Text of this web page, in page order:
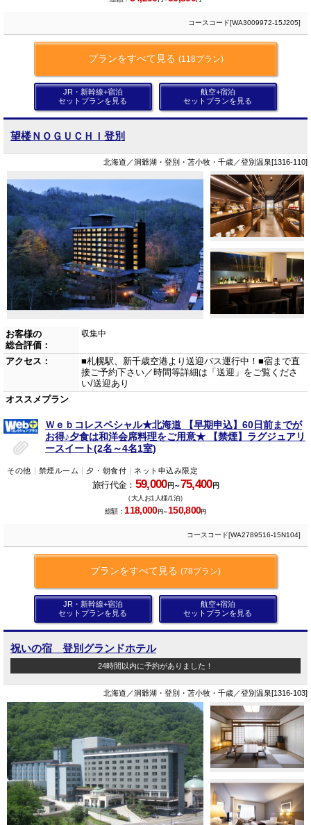
コースコード[WA3009972-15J205]
プランをすべて見る (118プラン)
JR・新幹線+宿泊
セットプランを見る
航空+宿泊
セットプランを見る
望楼ＮＯＧＵＣＨＩ登別
北海道／洞爺湖・登別・苫小牧・千歳／登別温泉[1316-110]
お客様の
総合評価：
収集中
アクセス：
■札幌駅、新千歳空港より送迎バス運行中！■宿まで直
接ご予約下さい／時間等詳細は「送迎」をご覧くださ
い/送迎あり
オススメプラン
Ｗｅｂコレスペシャル★北海道 【早期申込】60日前までが
お得♪夕食は和洋会席料理をご用意★ 【禁煙】ラグジュアリ
ースイート(2名～4名1室)
その他 禁煙ルーム 夕・朝食付 ネット申込み限定
旅行代金： 59,000円～75,400円
（大人お1人様/1泊）
総額： 118,000円～150,800円
コースコード[WA2789516-15N104]
プランをすべて見る (78プラン)
JR・新幹線+宿泊
セットプランを見る
航空+宿泊
セットプランを見る
祝いの宿 登別グランドホテル
24時間以内に予約がありました！
北海道／洞爺湖・登別・苫小牧・千歳／登別温泉[1316-103]